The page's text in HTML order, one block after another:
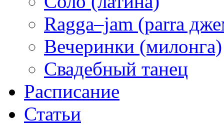
Ragga–jam (parra
Вечеринки (милонга)
Свадебный танец
Расписание
Статьи